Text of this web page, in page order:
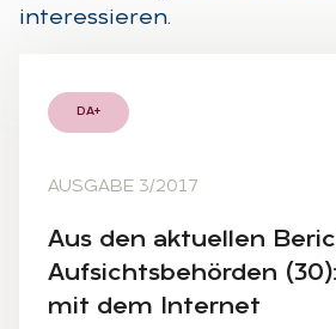
interessieren.
DA+
AUSGABE 3/2017
Aus den ak­tu­el­len
Auf­sichts­be­hör­den
mit dem In­ter­net